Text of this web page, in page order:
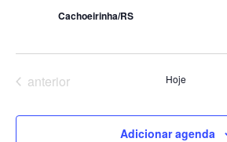
Cachoeirinha/RS
Eventos
anterior Hoje
Adicionar agenda